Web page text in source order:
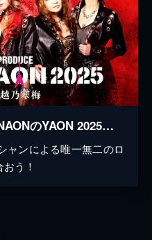
SHOW-YA PRODUCE『NAONのYAON 2025』Powered by 越乃寒梅
ャンによる唯一無二のロ
う！